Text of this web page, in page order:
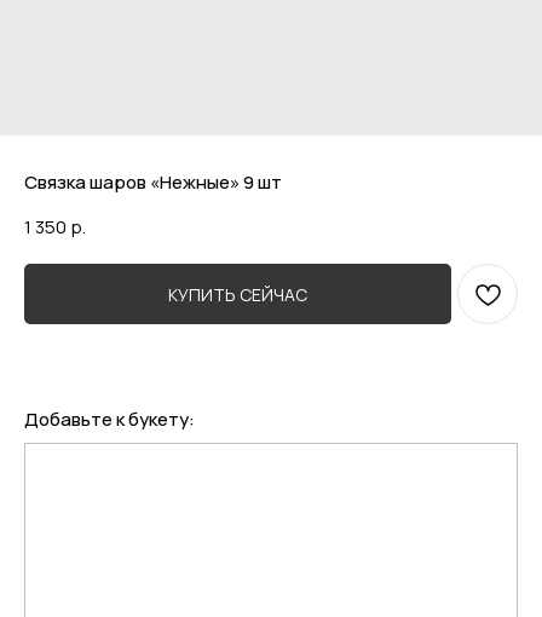
Связка шаров «Нежные» 9 шт
1 350 р.
КУПИТЬ СЕЙЧАС
Добавьте к букету: